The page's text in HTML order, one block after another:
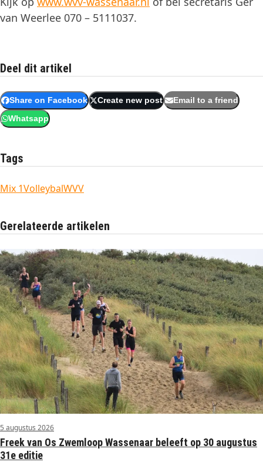
van Weerlee 070 – 5111037.
Deel dit artikel
Share on Facebook Create new post Email to a friend
Whatsapp
Tags
Mix 1VolleybalWVV
Gerelateerde artikelen
5 augustus 2026
Freek van Os Zwemloop Wassenaar beleeft op 30 augustus
31e editie